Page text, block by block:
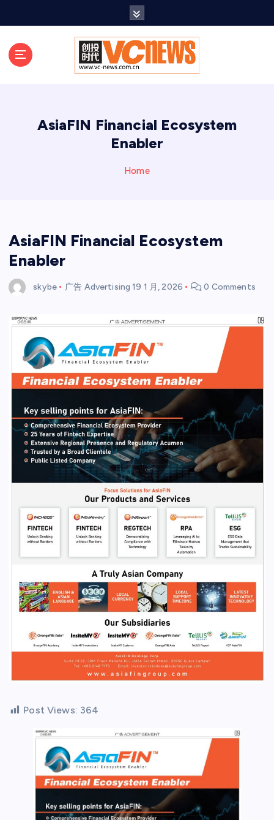
AsiaFIN Financial Ecosystem
Enabler
Home
AsiaFIN Financial Ecosystem
Enabler
skybe 广告 Advertising 19 1 月, 2026 0 Comments
Post Views: 364